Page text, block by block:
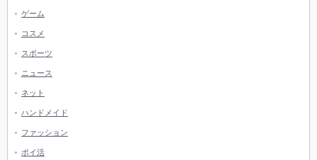
ゲーム
コスメ
スポーツ
ニュース
ネット
ハンドメイド
ファッション
ポイ活